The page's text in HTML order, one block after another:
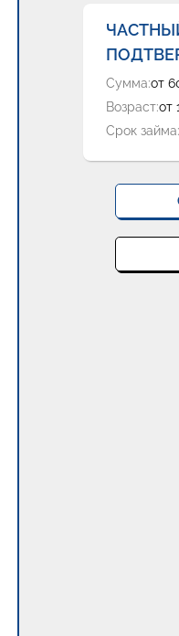
Сумма:от
Возраст:от
Срок займа: